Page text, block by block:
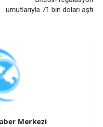
umutlarıyla 71 bin doları aştı
Merkezi